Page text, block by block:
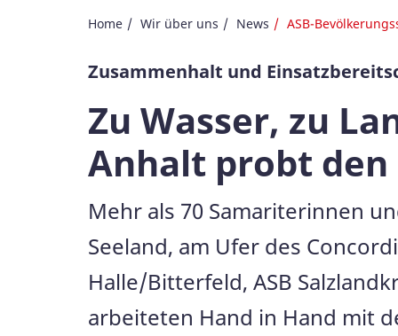
Home Wir über uns News ASB-
Zusammenhalt und
Zu Wasser, zu
Anhalt probt den
Mehr als 70 Samariterinnen
Seeland, am Ufer des
Halle/Bitterfeld, ASB
arbeiteten Hand in Hand mit